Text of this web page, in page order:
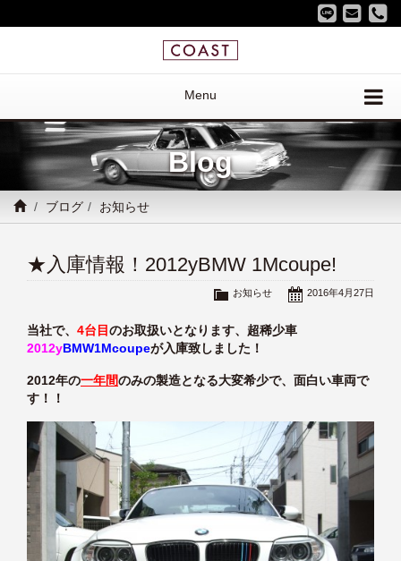
Menu
Blog
ブログ お知らせ
★入庫情報！2012yBMW 1Mcoupe!
2016年4月27日
お知らせ
当社で、 4台目のお取扱いとなります、超稀少車
2012yBMW1Mcoupeが入庫致しました！
2012年の一年間のみの製造となる大変希少で、面白い車両で
す！！